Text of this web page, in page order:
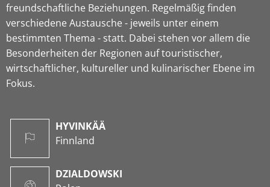
freundschaftliche Beziehungen. Regelmäßig finden
verschiedene Austausche - jeweils unter einem
bestimmten Thema - statt. Dabei stehen vor allem die
Besonderheiten der Regionen auf touristischer,
wirtschaftlicher, kultureller und kulinarischer Ebene im
Fokus.
HYVINKÄÄ
Finnland
DZIALDOWSKI